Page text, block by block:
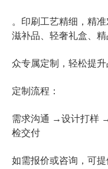
。印刷工艺精细，精
滋补品、轻奢礼盒、
众专属定制，轻松提升
定制流程：
需求沟通 →设计打样
检交付
如需报价或咨询，可提